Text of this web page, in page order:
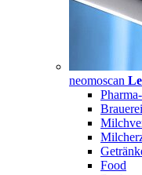
neomoscan
Brauerei
Food